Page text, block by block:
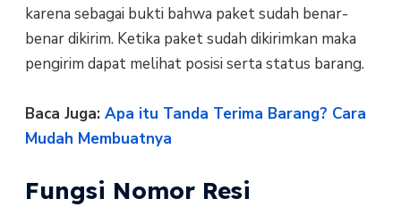
karena sebagai bukti bahwa paket sudah benar-
benar dikirim. Ketika paket sudah dikirimkan maka
pengirim dapat melihat posisi serta status barang.
Baca Juga: Apa itu Tanda Terima Barang? Cara
Mudah Membuatnya
Fungsi Nomor Resi